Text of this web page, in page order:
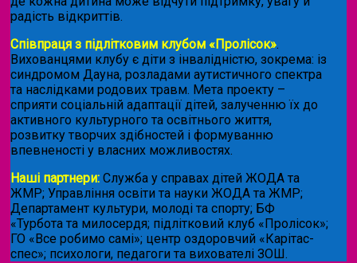
радість відкриттів.
Співпраця з підлітковим клубом «Пролісок».
Вихованцями клубу є діти з інвалідністю, зокрема: із
синдромом Дауна, розладами аутистичного спектра
та наслідками родових травм. Мета проекту –
сприяти соціальній адаптації дітей, залученню їх до
активного культурного та освітнього життя,
розвитку творчих здібностей і формуванню
впевненості у власних можливостях.
Наші партнери: Служба у справах дітей ЖОДА та
ЖМР; Управління освіти та науки ЖОДА та ЖМР;
Департамент культури, молоді та спорту; БФ
«Турбота та милосердя; підлітковий клуб «Пролісок»;
ГО «Все робимо самі»; центр оздоровчий «Карітас-
спес»; психологи, педагоги та вихователі ЗОШ.